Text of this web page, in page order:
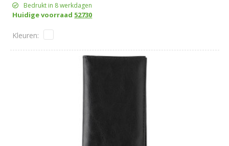
Bedrukt in 8 werkdagen
Huidige voorraad 52730